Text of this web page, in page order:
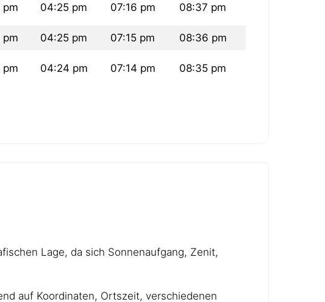
pm 04:25 pm 07:16 pm 08:37 pm
pm 04:25 pm 07:15 pm 08:36 pm
pm 04:24 pm 07:14 pm 08:35 pm
Lage, da sich Sonnenaufgang, Zenit,
auf Koordinaten, Ortszeit, verschiedenen